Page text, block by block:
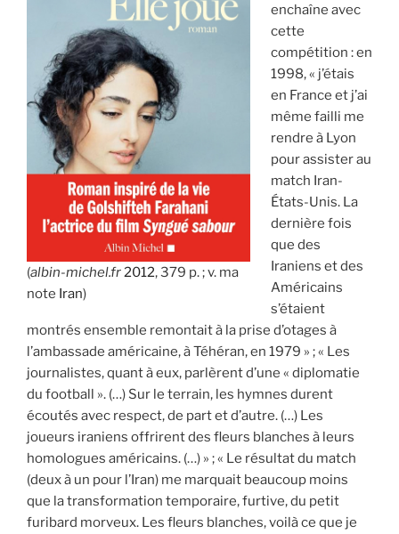
(albin-michel.fr 2012, 379 p. ; v. ma
note Iran)
enchaîne avec
cette
compétition : en
1998, « j’étais
en France et j’ai
même failli me
rendre à Lyon
pour assister au
match Iran-
États-Unis. La
dernière fois
que des
Iraniens et des
Américains
s’étaient
montrés ensemble remontait à la prise d’otages à
l’ambassade américaine, à Téhéran, en 1979 » ; « Les
journalistes, quant à eux, parlèrent d’une « diplomatie
du football ». (…) Sur le terrain, les hymnes durent
écoutés avec respect, de part et d’autre. (…) Les
joueurs iraniens offrirent des fleurs blanches à leurs
homologues américains. (…) » ; « Le résultat du match
(deux à un pour l’Iran) me marquait beaucoup moins
que la transformation temporaire, furtive, du petit
furibard morveux. Les fleurs blanches, voilà ce que je